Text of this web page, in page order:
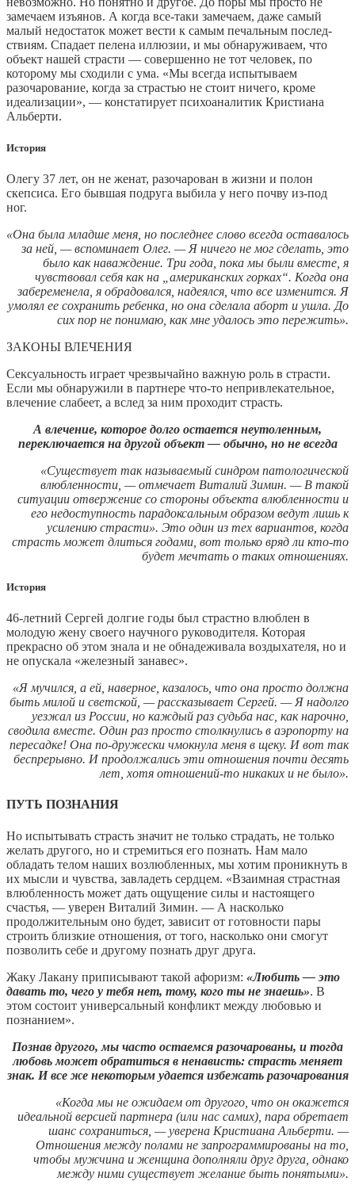
замечаем изъянов. А когда все-таки замечаем, даже самый
малый недостаток может вести к самым печальным послед­
ствиям. Спадает пелена иллюзии, и мы обнаруживаем, что
объект нашей страсти — совершенно не тот человек, по
которому мы сходили с ума. «Мы всегда испытываем
разочарование, когда за страстью не стоит ничего, кроме
идеализации», — констатирует психоаналитик Кристиана
Альберти.
История
Олегу 37 лет, он не женат, разочарован в жизни и полон
скепсиса. Его бывшая подруга выбила у него почву из-под
ног.
«Она была младше меня, но последнее слово всегда оставалось
за ней, — вспоминает Олег. — Я ничего не мог сделать, это
было как наваждение. Три года, пока мы были вместе, я
чувствовал себя как на „американских горках“. Когда она
забеременела, я обрадовался, надеялся, что все изменится. Я
умолял ее сохранить ребенка, но она сделала аборт и ушла. До
сих пор не понимаю, как мне удалось это пережить».
ЗАКОНЫ ВЛЕЧЕНИЯ
Сексуальность играет чрезвычайно важную роль в страсти.
Если мы обнаружили в партнере что-то непривлекательное,
влечение слабеет, а вслед за ним проходит страсть.
А влечение, которое долго остается неутоленным,
переключается на другой объект — обычно, но не всегда
«Существует так называемый синдром патологической
влюбленности, — отмечает Виталий Зимин. — В такой
ситуации отвержение со стороны объекта влюбленности и
его недоступность парадоксальным образом ведут лишь к
усилению страсти». Это один из тех вариантов, когда
страсть может длиться годами, вот только вряд ли кто-то
будет мечтать о таких отношениях.
История
46-летний Сергей долгие годы был страстно влюблен в
молодую жену своего научного руководителя. Которая
прекрасно об этом знала и не обнадеживала воздыхателя, но и
не опускала «железный занавес».
«Я мучился, а ей, наверное, казалось, что она просто должна
быть милой и светской, — рассказывает Сергей. — Я надолго
уезжал из России, но каждый раз судьба нас, как нарочно,
сводила вместе. Один раз просто столкнулись в аэропорту на
пересадке! Она по-дружески чмокнула меня в щеку. И вот так
беспрерывно. И продолжались эти отношения почти десять
лет, хотя отношений-то никаких и не было».
ПУТЬ ПОЗНАНИЯ
Но испытывать страсть значит не только страдать, не только
желать другого, но и стремиться его познать. Нам мало
обладать телом наших возлюбленных, мы хотим проникнуть в
их мысли и чувства, завладеть сердцем. «Взаимная страстная
влюбленность может дать ощущение силы и настоящего
счастья, — уверен Виталий Зимин. — А насколько
продолжительным оно будет, зависит от готовности пары
строить близкие отношения, от того, насколько они смогут
позволить себе и другому познать друг друга.
Жаку Лакану приписывают такой афоризм: «Любить — это
давать то, чего у тебя нет, тому, кого ты не знаешь». В
этом состоит универсальный конфликт между любовью и
познанием».
Познав другого, мы часто остаемся разочарованы, и тогда
любовь может обратиться в ненависть: страсть меняет
знак. И все же некоторым удается избежать разочарования
«Когда мы не ожидаем от другого, что он окажется
идеальной версией партнера (или нас самих), пара обретает
шанс сохраниться, — уверена Кристиана Альберти. —
Отношения между полами не запрограммированы на то,
чтобы мужчина и женщина дополняли друг друга, однако
между ними существует желание быть понятыми».